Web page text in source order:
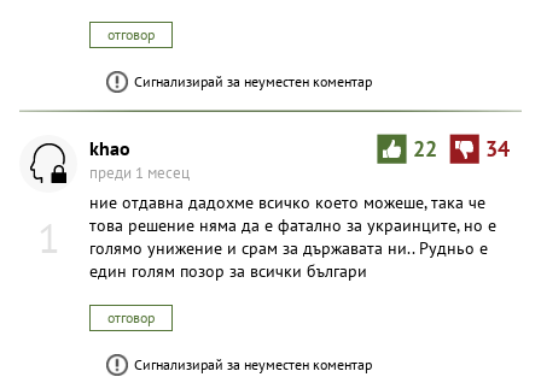
отговор
Сигнализирай за неуместен коментар
1
22 34
khao
преди 1 месец
ние отдавна дадохме всичко което можеше, така че
това решение няма да е фатално за украинците, но е
голямо унижение и срам за държавата ни.. Рудньо е
един голям позор за всички българи
отговор
Сигнализирай за неуместен коментар